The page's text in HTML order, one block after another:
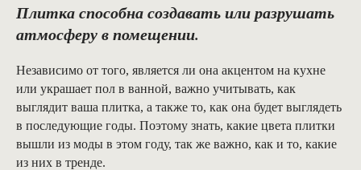
Плитка способна создавать или разрушать
атмосферу в помещении.
Независимо от того, является ли она акцентом на кухне
или украшает пол в ванной, важно учитывать, как
выглядит ваша плитка, а также то, как она будет выглядеть
в последующие годы. Поэтому знать, какие цвета плитки
вышли из моды в этом году, так же важно, как и то, какие
из них в тренде.